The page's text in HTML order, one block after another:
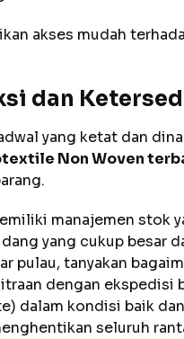
akses mudah
dan
yang ketat dan
Non Woven
manajemen stok
yang cukup besar
pulau, tanyakan
dengan ekspedisi
dalam kondisi baik
seluruh